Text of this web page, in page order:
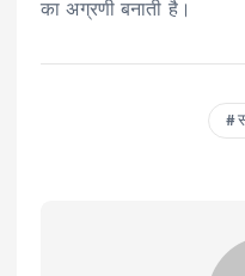
का अग्रणी बनाती है।